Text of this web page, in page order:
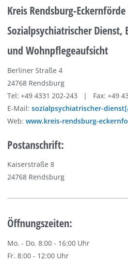
Kreis Rendsburg-
Sozialpsychiatrischer
und Wohnpflegeaufsicht
Berliner Straße 4
24768 Rendsburg
Tel: +49 4331 202-243 | Fax: +49
E-Mail: sozialpsychiatrischer-
Web: www.kreis-rendsburg-
Postanschrift:
Kaiserstraße 8
24768 Rendsburg
Öffnungszeiten:
Mo. - Do. 8:00 - 16:00 Uhr
Fr. 8:00 - 12:00 Uhr